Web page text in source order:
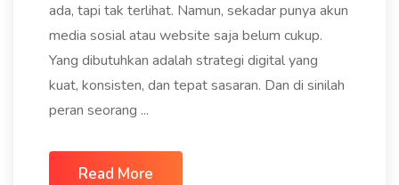
ada, tapi tak terlihat. Namun, sekadar punya akun
media sosial atau website saja belum cukup.
Yang dibutuhkan adalah strategi digital yang
kuat, konsisten, dan tepat sasaran. Dan di sinilah
peran seorang ...
Read More